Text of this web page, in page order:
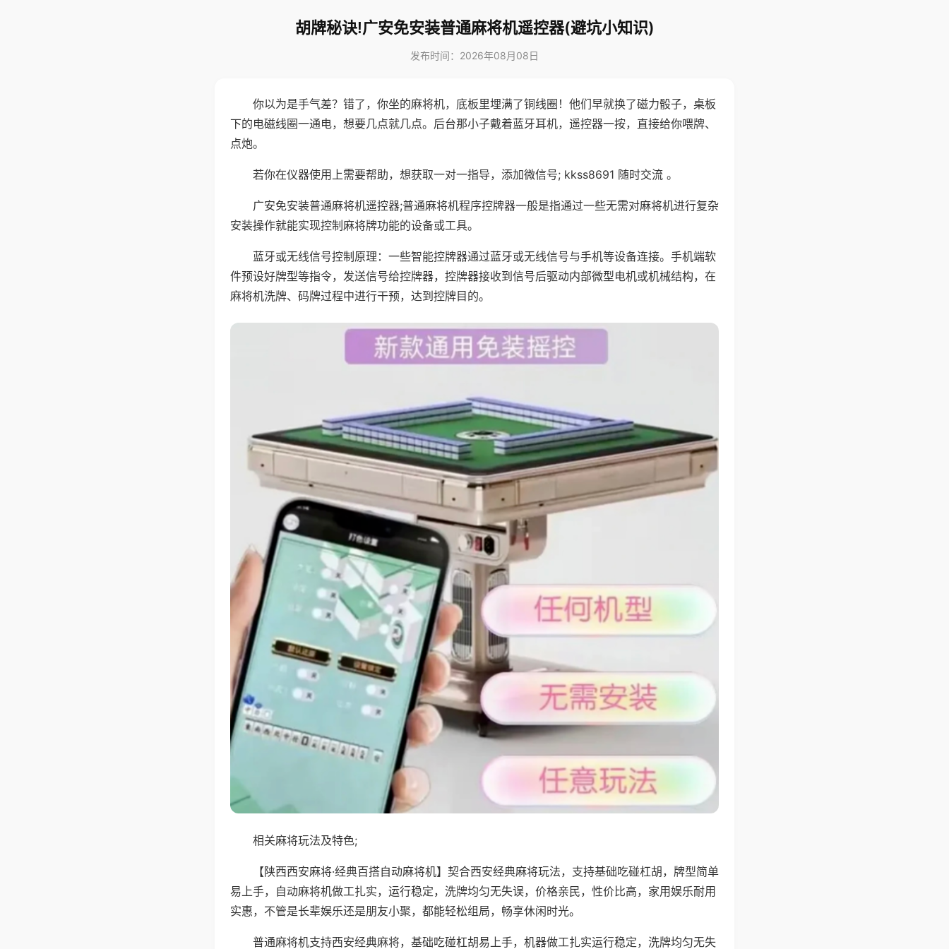
胡牌秘诀!广安免安装普通麻将机遥控器(避坑小知识)
发布时间：2026年08月08日
你以为是手气差？错了，你坐的麻将机，底板里埋满了铜线圈！他们早就换了磁力骰子，桌板
下的电磁线圈一通电，想要几点就几点。后台那小子戴着蓝牙耳机，遥控器一按，直接给你喂牌、
点炮。
若你在仪器使用上需要帮助，想获取一对一指导，添加微信号; kkss8691 随时交流 。
广安免安装普通麻将机遥控器;普通麻将机程序控牌器一般是指通过一些无需对麻将机进行复杂
安装操作就能实现控制麻将牌功能的设备或工具。
蓝牙或无线信号控制原理：一些智能控牌器通过蓝牙或无线信号与手机等设备连接。手机端软
件预设好牌型等指令，发送信号给控牌器，控牌器接收到信号后驱动内部微型电机或机械结构，在
麻将机洗牌、码牌过程中进行干预，达到控牌目的。
相关麻将玩法及特色;
【陕西西安麻将·经典百搭自动麻将机】契合西安经典麻将玩法，支持基础吃碰杠胡，牌型简单
易上手，自动麻将机做工扎实，运行稳定，洗牌均匀无失误，价格亲民，性价比高，家用娱乐耐用
实惠，不管是长辈娱乐还是朋友小聚，都能轻松组局，畅享休闲时光。
普通麻将机支持西安经典麻将，基础吃碰杠胡易上手，机器做工扎实运行稳定，洗牌均匀无失